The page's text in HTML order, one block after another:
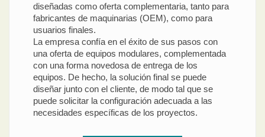
diseñadas como oferta complementaria, tanto para
fabricantes de maquinarias (OEM), como para
usuarios finales.
La empresa confía en el éxito de sus pasos con
una oferta de equipos modulares, complementada
con una forma novedosa de entrega de los
equipos. De hecho, la solución final se puede
diseñar junto con el cliente, de modo tal que se
puede solicitar la configuración adecuada a las
necesidades específicas de los proyectos.